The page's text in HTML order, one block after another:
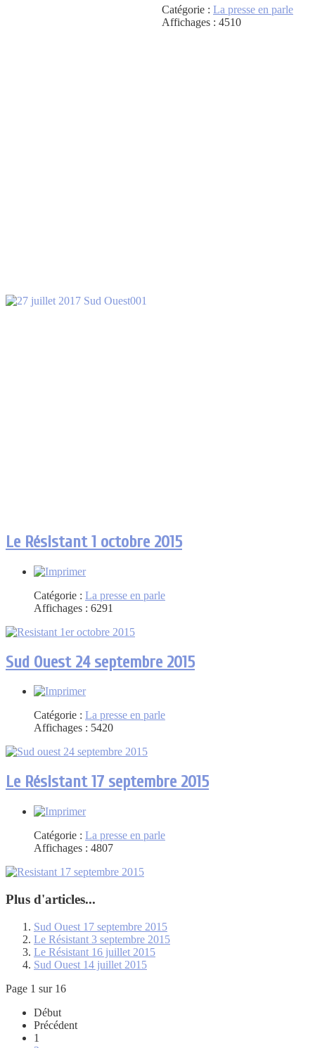
Catégorie : La presse en parle
Affichages : 4510
Le Résistant 1 octobre 2015
Catégorie : La presse en parle
Affichages : 6291
Sud Ouest 24 septembre 2015
Catégorie : La presse en parle
Affichages : 5420
Le Résistant 17 septembre 2015
Catégorie : La presse en parle
Affichages : 4807
Plus d'articles...
Sud Ouest 17 septembre 2015
Le Résistant 3 septembre 2015
Le Résistant 16 juillet 2015
Sud Ouest 14 juillet 2015
Page 1 sur 16
Début
Précédent
1